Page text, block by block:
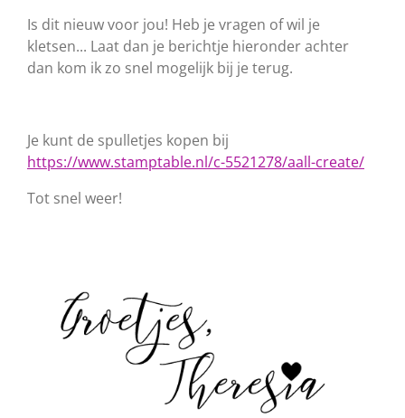
Is dit nieuw voor jou! Heb je vragen of wil je
kletsen... Laat dan je berichtje hieronder achter
dan kom ik zo snel mogelijk bij je terug.
Je kunt de spulletjes kopen bij
https://www.stamptable.nl/c-5521278/aall-create/
Tot snel weer!